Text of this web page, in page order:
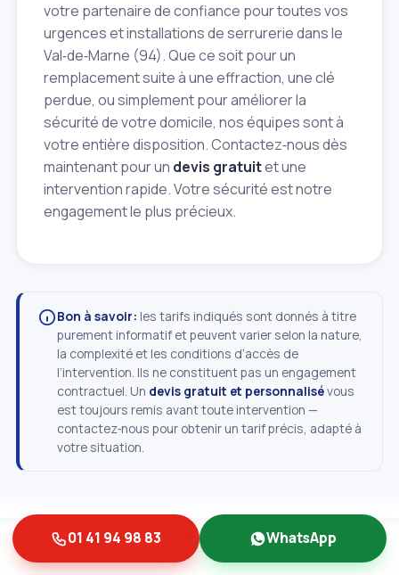
votre partenaire de confiance pour toutes vos
urgences et installations de serrurerie dans le
Val‑de‑Marne (94). Que ce soit pour un
remplacement suite à une effraction, une clé
perdue, ou simplement pour améliorer la
sécurité de votre domicile, nos équipes sont à
votre entière disposition. Contactez‑nous dès
maintenant pour un devis gratuitet une
intervention rapide. Votre sécurité est notre
engagement le plus précieux.
Bon à savoir: les tarifs indiqués sont donnés à titre
purement informatif et peuvent varier selon la nature,
la complexité et les conditions d’accès de
l’intervention. Ils ne constituent pas un engagement
contractuel. Un devis gratuit et personnalisévous
est toujours remis avant toute intervention —
contactez‑nous pour obtenir un tarif précis, adapté à
votre situation.
01 41 94 98 83 WhatsApp